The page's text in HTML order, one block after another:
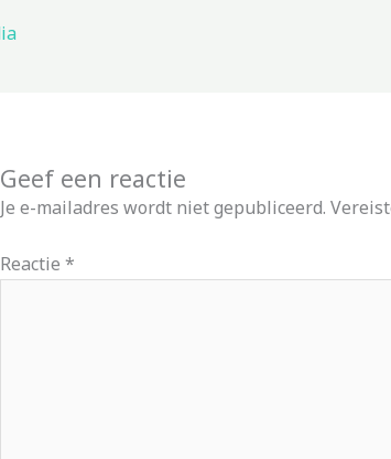
Geef een reactie
Je e-mailadres wordt niet gepubliceerd.
Reactie *